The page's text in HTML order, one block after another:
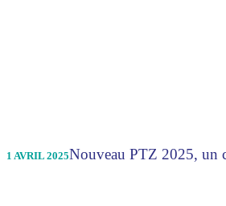
1 AVRIL 2025Nouveau PTZ 2025, un